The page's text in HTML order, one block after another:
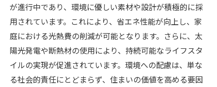
が進行中であり、環境に優しい素材や設計が積極的に採
用されています。これにより、省エネ性能が向上し、家
庭における光熱費の削減が可能となります。さらに、太
陽光発電や断熱材の使用により、持続可能なライフスタ
イルの実現が促進されています。環境への配慮は、単な
る社会的責任にとどまらず、住まいの価値を高める要因